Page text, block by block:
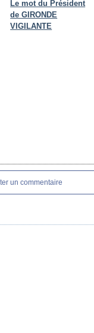
Le mot du Président
de GIRONDE
VIGILANTE
un commentaire